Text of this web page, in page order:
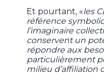
Et pourtant, «les
référence
l’imaginaire
conservent un
répondre aux
particulièrement
milieu d’affiliation